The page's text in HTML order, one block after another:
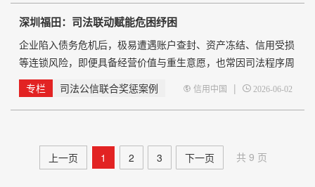
导清单、柔性执法清单、反向监督清单，以精准指导、审慎监
管、双向监督的“组合拳”，推动执法从&ldquo
深圳福田：司法联动赋能危困纾困
企业陷入债务危机后，极易遭遇账户查封、资产冻结、信用受损
等连锁风险，即便具备经营价值与重生意愿，也常因司法程序周
期限制错失最佳救治时机。针对这一市场纾困痛点，在广东省深
圳破产法庭指导下，福田企业重组服务中心与福田法院近日签署
《企业庭外重组协作机制合作备忘录》，打通立案、审判、执行
司法与市场化协同救治新机制，为困
专栏 司法公信联合奖惩案例 信用中国 | 2026-06-02
上一页 1 2 3 下一页 共 9 页